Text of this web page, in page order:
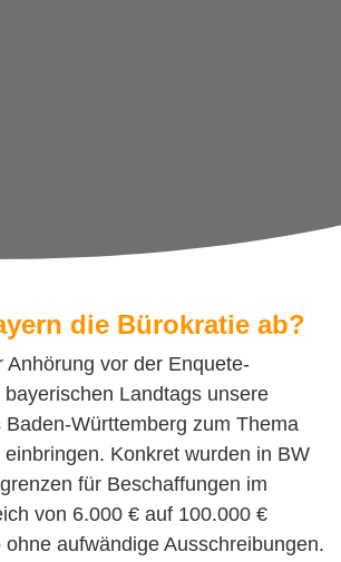
die Bürokratie ab?
Anhörung vor der Enquete-
Landtags unsere
Baden-Württemberg zum Thema
Konkret wurden in BW
für Beschaffungen im
von 6.000 € auf 100.000 €
aufwändige Ausschreibungen.